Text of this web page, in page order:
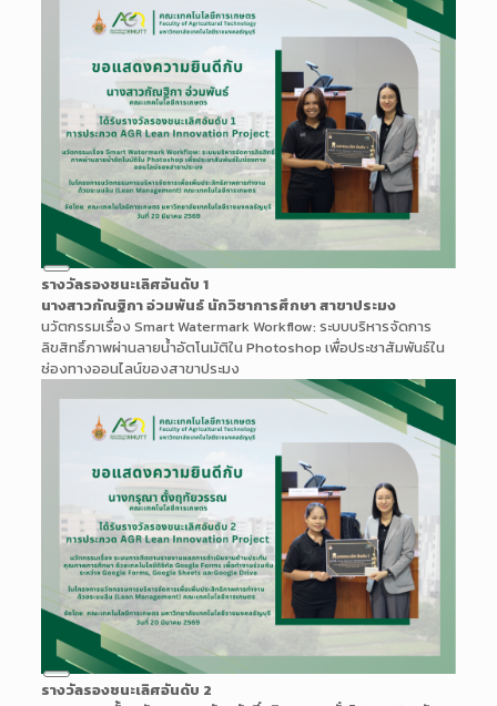
Long
Description
รางวัลรองชนะเลิศอันดับ 1
นางสาวกัณฐิกา อ่วมพันธ์ นักวิชาการศึกษา สาขาประมง
นวัตกรรมเรื่อง Smart Watermark Workflow: ระบบบริหารจัดการ
ลิขสิทธิ์ภาพผ่านลายน้ำอัตโนมัติใน Photoshop เพื่อประชาสัมพันธ์ใน
ช่องทางออนไลน์ของสาขาประมง
Long
รางวัลรองชนะเลิศอันดับ 2